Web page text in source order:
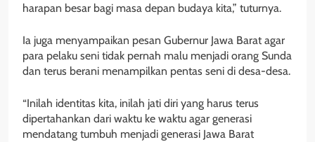
harapan besar bagi masa depan budaya kita,” tuturnya.
Ia juga menyampaikan pesan Gubernur Jawa Barat agar
para pelaku seni tidak pernah malu menjadi orang Sunda
dan terus berani menampilkan pentas seni di desa-desa.
“Inilah identitas kita, inilah jati diri yang harus terus
dipertahankan dari waktu ke waktu agar generasi
mendatang tumbuh menjadi generasi Jawa Barat